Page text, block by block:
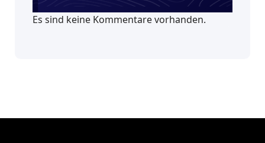
Es sind keine Kommentare vorhanden.